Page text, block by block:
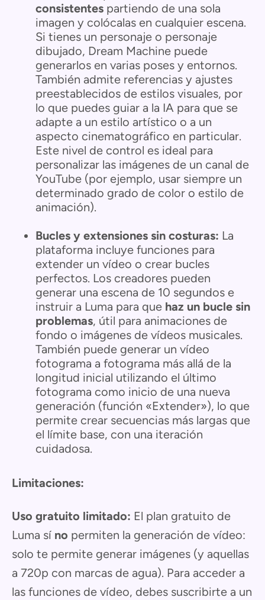
consistentes partiendo de una sola
imagen y colócalas en cualquier escena.
Si tienes un personaje o personaje
dibujado, Dream Machine puede
generarlos en varias poses y entornos.
También admite referencias y ajustes
preestablecidos de estilos visuales, por
lo que puedes guiar a la IA para que se
adapte a un estilo artístico o a un
aspecto cinematográfico en particular.
Este nivel de control es ideal para
personalizar las imágenes de un canal de
YouTube (por ejemplo, usar siempre un
determinado grado de color o estilo de
animación).
Bucles y extensiones sin costuras: La
plataforma incluye funciones para
extender un vídeo o crear bucles
perfectos. Los creadores pueden
generar una escena de 10 segundos e
instruir a Luma para que haz un bucle sin
problemas, útil para animaciones de
fondo o imágenes de vídeos musicales.
También puede generar un vídeo
fotograma a fotograma más allá de la
longitud inicial utilizando el último
fotograma como inicio de una nueva
generación (función «Extender»), lo que
permite crear secuencias más largas que
el límite base, con una iteración
cuidadosa.
Limitaciones:
Uso gratuito limitado: El plan gratuito de
Luma sí no permiten la generación de vídeo:
solo te permite generar imágenes (y aquellas
a 720p con marcas de agua). Para acceder a
las funciones de vídeo, debes suscribirte a un